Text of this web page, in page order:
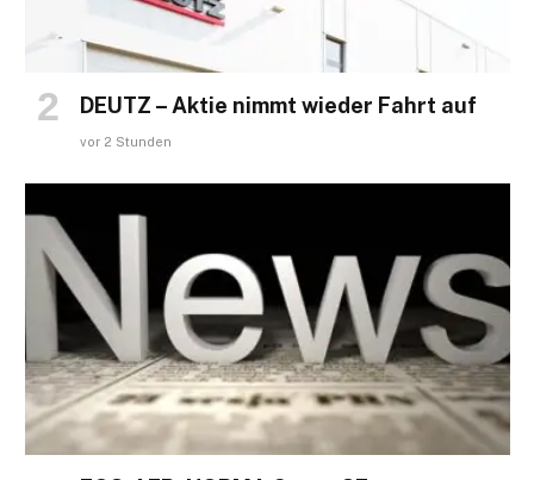
DEUTZ – Aktie nimmt wieder Fahrt auf
vor 2 Stunden